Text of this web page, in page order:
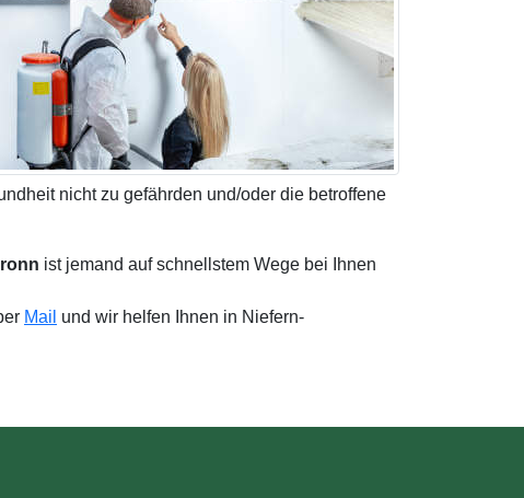
nicht zu gefährden und/oder die betroffene
ist jemand auf schnellstem Wege bei Ihnen
Mail und wir helfen Ihnen in Niefern-